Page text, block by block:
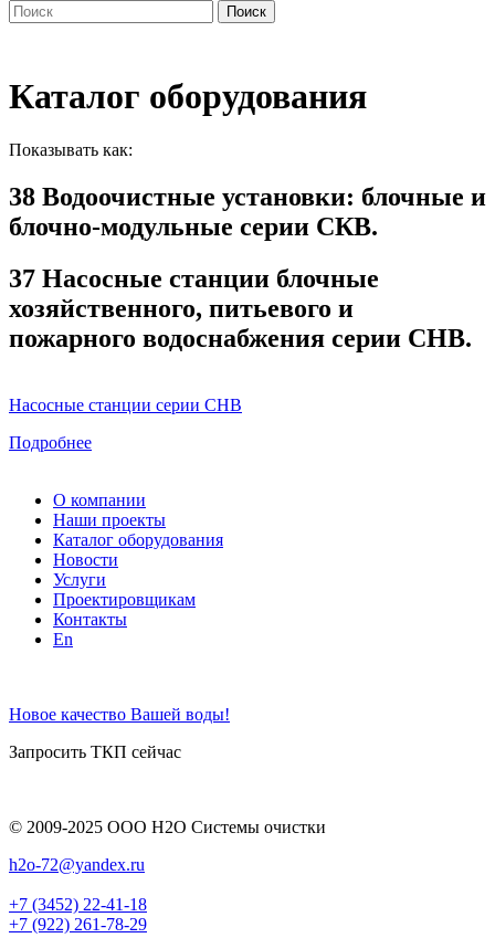
Каталог оборудования
Показывать как:
38 Водоочистные установки: блочные и
блочно-модульные серии СКВ.
37 Насосные станции блочные
хозяйственного, питьевого и
пожарного водоснабжения серии СНВ.
Насосные станции серии СНВ
Подробнее
О компании
Наши проекты
Каталог оборудования
Новости
Услуги
Проектировщикам
Контакты
En
Новое качество Вашей воды!
Запросить ТКП сейчас
© 2009-2025 ООО Н2О Системы очистки
h2o-72@yandex.ru
+7 (3452) 22-41-18
+7 (922) 261-78-29